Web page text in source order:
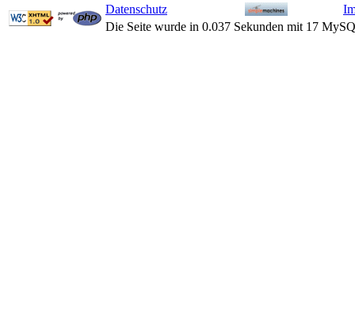
Datenschutz
Die Seite wurde in 0.037 Sekunden mit 17